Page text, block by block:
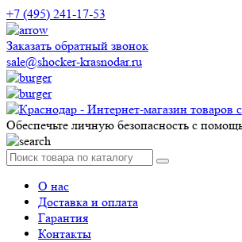
+7 (495) 241-17-53
Заказать обратный звонок
sale@shocker-krasnodar.ru
Обеспечьте личную безопасность с
О нас
Доставка и оплата
Гарантия
Контакты